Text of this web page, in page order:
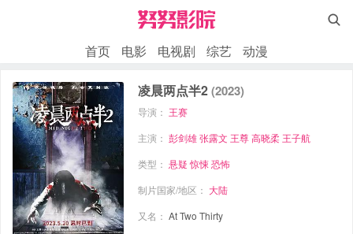

首页 电影 电视剧 综艺 动漫
凌晨两点半2(2023)
导演： 王赛
主演：彭剑雄 张露文 王尊 高晓柔 王子航
类型：悬疑 惊悚 恐怖
制片国家/地区： 大陆
又名：At Two Thirty